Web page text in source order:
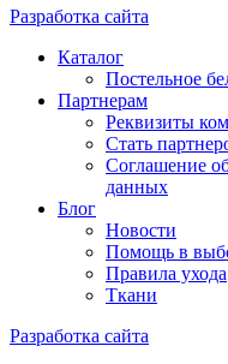
Разработка сайта
Каталог
Постельное
Партнерам
Реквизиты
Стать
Соглашение
данных
Блог
Новости
Помощь в
Правила ухода
Ткани
Разработка сайта